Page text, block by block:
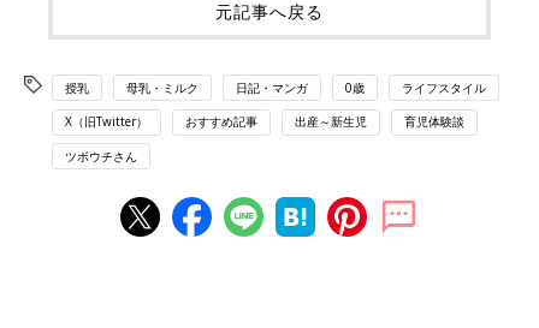
元記事へ戻る
授乳 母乳・ミルク 日記・マンガ 0歳 ライフスタイル
X（旧Twitter） おすすめ記事 出産～新生児 育児体験談
ツボウチさん